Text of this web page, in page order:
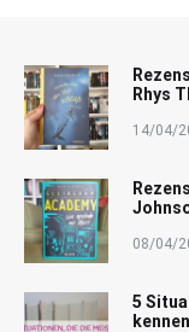
Rhys
14/04/
08/04/
5
kennen